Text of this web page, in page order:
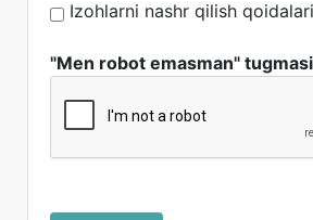
Izohlarni nashr qilish
"Men robot emasman"